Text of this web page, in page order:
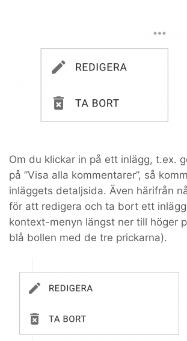
Om du klickar in på ett inlägg, t.ex.
på ”Visa alla kommentarer”, så
inläggets detaljsida. Även härifrån
för att redigera och ta bort ett
kontext-menyn längst ner till höger
blå bollen med de tre prickarna).